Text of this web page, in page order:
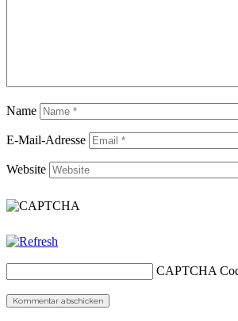
Name
E-Mail-Adresse
Website
CAPTCHA